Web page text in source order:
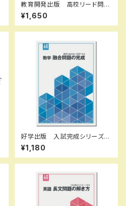
教育開発出版 高校リード問題
集 英語 I ，英語 II 2026年度
版 各科目（選択ください） 新
品完全セット ISBN なし 0
¥1,650
好学出版 入試完成シリーズ
数学 融合問題の完成 2026
年度版 新品完全セット ISB
N：B0D3B76CWZ ISBN-1
3908966
¥1,180